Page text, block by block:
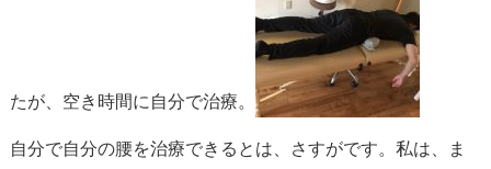
たが、空き時間に自分で治療。
自分で自分の腰を治療できるとは、さすがです。私は、ま